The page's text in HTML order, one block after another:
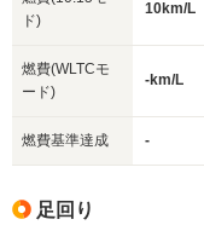
ド)
10km/L
燃費(WLTCモ
ード)
-km/L
燃費基準達成 -
足回り